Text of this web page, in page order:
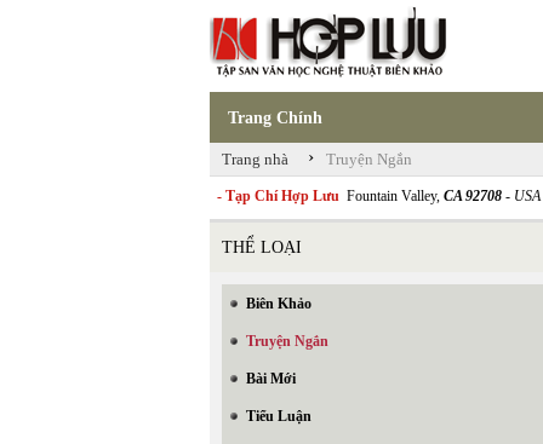
Trang Chính
Trang nhà › Truyện Ngắn
- Tạp Chí Hợp Lưu Fountain Valley, CA 92708 - USA
THỂ LOẠI
Biên Khảo
Truyện Ngắn
Bài Mới
Tiểu Luận